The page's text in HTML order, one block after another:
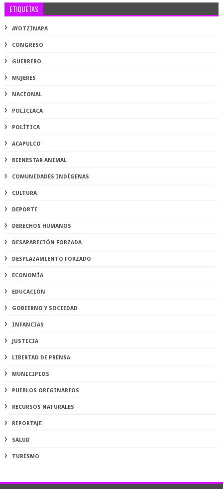
ETIQUETAS
AYOTZINAPA
CONGRESO
GUERRERO
MUJERES
NACIONAL
POLICIACA
POLÍTICA
ACAPULCO
BIENESTAR ANIMAL
COMUNIDADES INDÍGENAS
CULTURA
DEPORTE
DERECHOS HUMANOS
DESAPARICIÓN FORZADA
DESPLAZAMIENTO FORZADO
ECONOMÍA
EDUCACIÓN
GOBIERNO Y SOCIEDAD
INFANCIAS
JUSTICIA
LIBERTAD DE PRENSA
MUNICIPIOS
PUEBLOS ORIGINARIOS
RECURSOS NATURALES
REPORTAJE
SALUD
TURISMO